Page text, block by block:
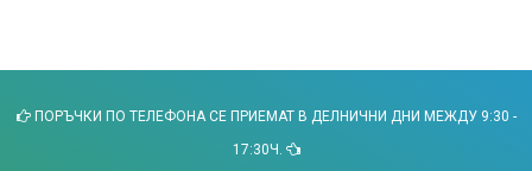
ПОРЪЧКИ ПО ТЕЛЕФОНА СЕ ПРИЕМАТ В ДЕЛНИЧНИ ДНИ МЕЖДУ 9:30 -
17:30Ч.